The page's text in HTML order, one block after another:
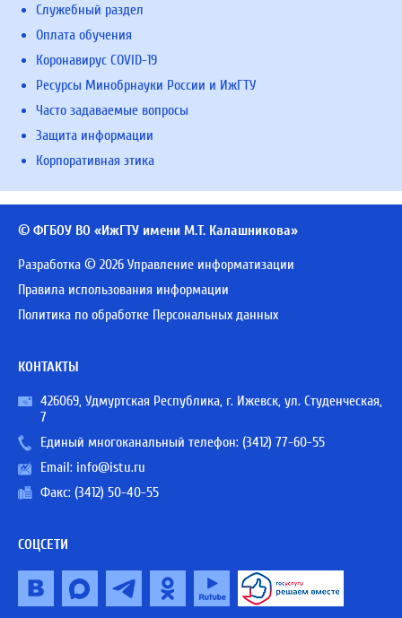
Служебный раздел
Оплата обучения
Коронавирус COVID-19
Ресурсы Минобрнауки России и ИжГТУ
Часто задаваемые вопросы
Защита информации
Корпоративная этика
© ФГБОУ ВО «ИжГТУ имени М.Т. Калашникова»
Разработка © 2026 Управление информатизации
Правила использования информации
Политика по обработке Персональных данных
КОНТАКТЫ
426069, Удмуртская Республика, г. Ижевск, ул. Студенческая,
7
Единый многоканальный телефон: (3412) 77-60-55
Email: info@istu.ru
Факс: (3412) 50-40-55
СОЦСЕТИ